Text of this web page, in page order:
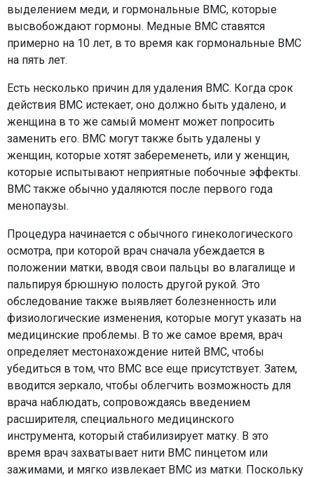
выделением меди, и гормональные ВМС, которые
высвобождают гормоны. Медные ВМС ставятся
примерно на 10 лет, в то время как гормональные ВМС
на пять лет.
Есть несколько причин для удаления ВМС. Когда срок
действия ВМС истекает, оно должно быть удалено, и
женщина в то же самый момент может попросить
заменить его. ВМС могут также быть удалены у
женщин, которые хотят забеременеть, или у женщин,
которые испытывают неприятные побочные эффекты.
ВМС также обычно удаляются после первого года
менопаузы.
Процедура начинается с обычного гинекологического
осмотра, при которой врач сначала убеждается в
положении матки, вводя свои пальцы во влагалище и
пальпируя брюшную полость другой рукой. Это
обследование также выявляет болезненность или
физиологические изменения, которые могут указать на
медицинские проблемы. В то же самое время, врач
определяет местонахождение нитей ВМС, чтобы
убедиться в том, что ВМС все еще присутствует. Затем,
вводится зеркало, чтобы облегчить возможность для
врача наблюдать, сопровождаясь введением
расширителя, специального медицинского
инструмента, который стабилизирует матку. В это
время врач захватывает нити ВМС пинцетом или
зажимами, и мягко извлекает ВМС из матки. Поскольку